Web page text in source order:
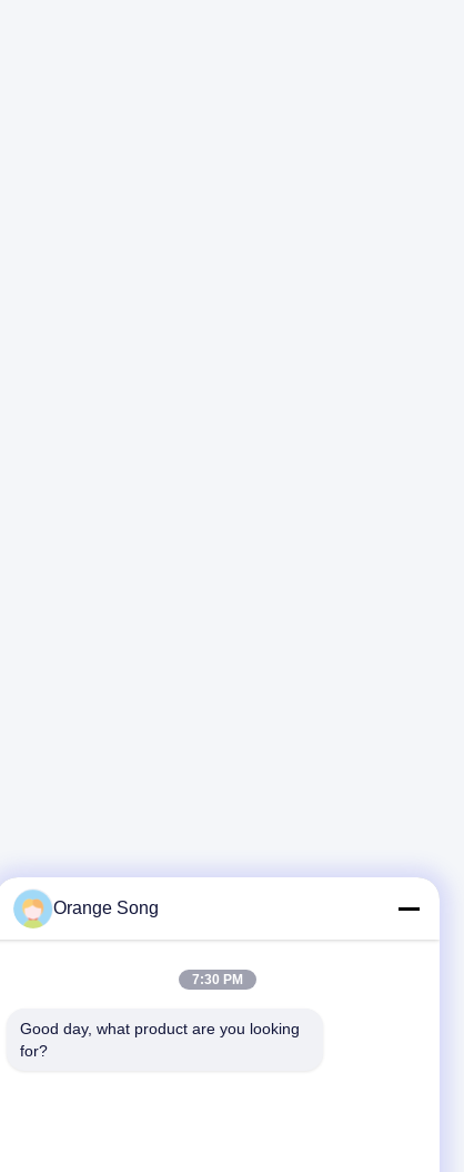
Orange Song
7:30 PM
Good day, what product are you looking
for?